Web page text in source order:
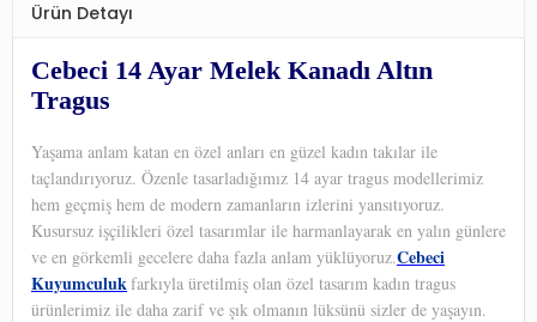
Ürün Detayı
Cebeci 14 Ayar Melek Kanadı Altın
Tragus
Yaşama anlam katan en özel anları en güzel kadın takılar ile
taçlandırıyoruz. Özenle tasarladığımız 14 ayar tragus modellerimiz
hem geçmiş hem de modern zamanların izlerini yansıtıyoruz.
Kusursuz işçilikleri özel tasarımlar ile harmanlayarak en yalın günlere
ve en görkemli gecelere daha fazla anlam yüklüyoruz.Cebeci
Kuyumculukfarkıyla üretilmiş olan özel tasarım kadın tragus
ürünlerimiz ile daha zarif ve şık olmanın lüksünü sizler de yaşayın.